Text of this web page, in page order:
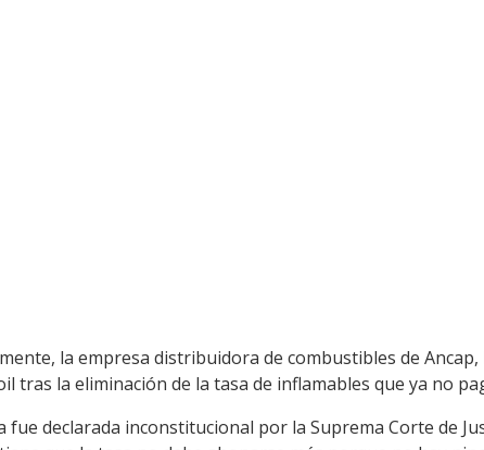
la empresa distribuidora de combustibles de
tras la eliminación de la tasa de inflamables que ya no
fue declarada inconstitucional por la Suprema Corte de